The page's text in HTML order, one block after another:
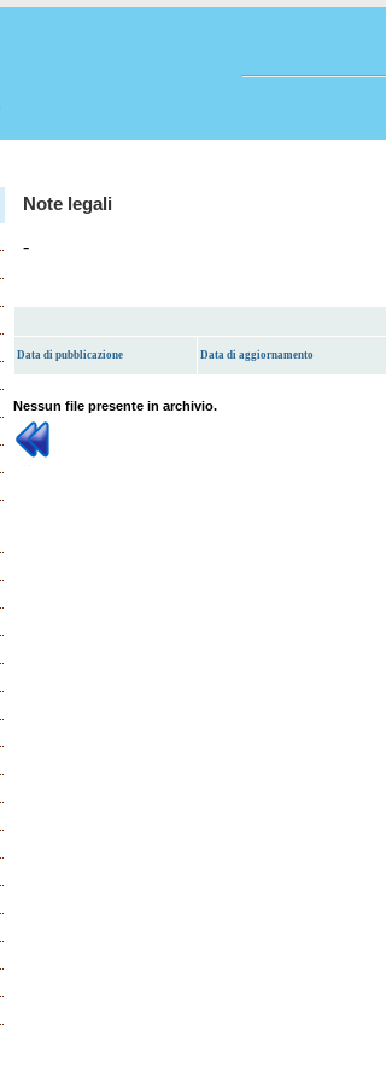
Note legali
-
Data di pubblicazione Data di aggiornamento
Nessun file presente in archivio.